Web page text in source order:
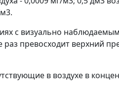
3.
с визуально
превосходит верхний
в воздухе в